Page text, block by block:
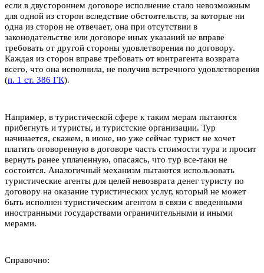
если в двустороннем договоре исполнение стало невозможным
для одной из сторон вследствие обстоятельств, за которые ни
одна из сторон не отвечает, она при отсутствии в
законодательстве или договоре иных указаний не вправе
требовать от другой стороны удовлетворения по договору.
Каждая из сторон вправе требовать от контрагента возврата
всего, что она исполнила, не получив встречного удовлетворения
(п. 1 ст. 386 ГК).
Например, в туристической сфере к таким мерам пытаются
прибегнуть и туристы, и туристские организации. Тур
начинается, скажем, в июне, но уже сейчас турист не хочет
платить оговоренную в договоре часть стоимости тура и просит
вернуть ранее уплаченную, опасаясь, что тур все-таки не
состоится. Аналогичный механизм пытаются использовать
туристические агенты для целей невозврата денег туристу по
договору на оказание туристических услуг, который не может
быть исполнен туристическим агентом в связи с введенными
иностранными государствами ограничительными и иными
мерами.
Справочно: